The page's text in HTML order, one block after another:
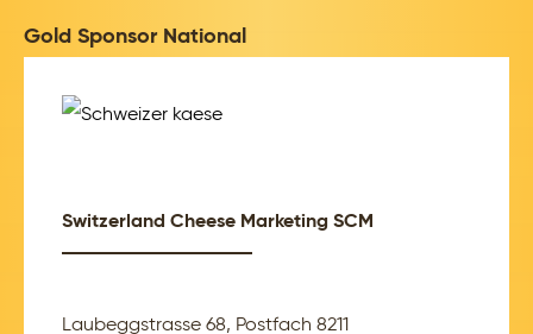
Gold Sponsor National
Switzerland Cheese Marketing SCM
Laubeggstrasse 68, Postfach 8211